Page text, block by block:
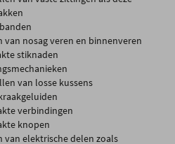
van nosag veren en binnenveren
stiknaden
van losse kussens
verbindingen
knopen
van elektrische delen zoals